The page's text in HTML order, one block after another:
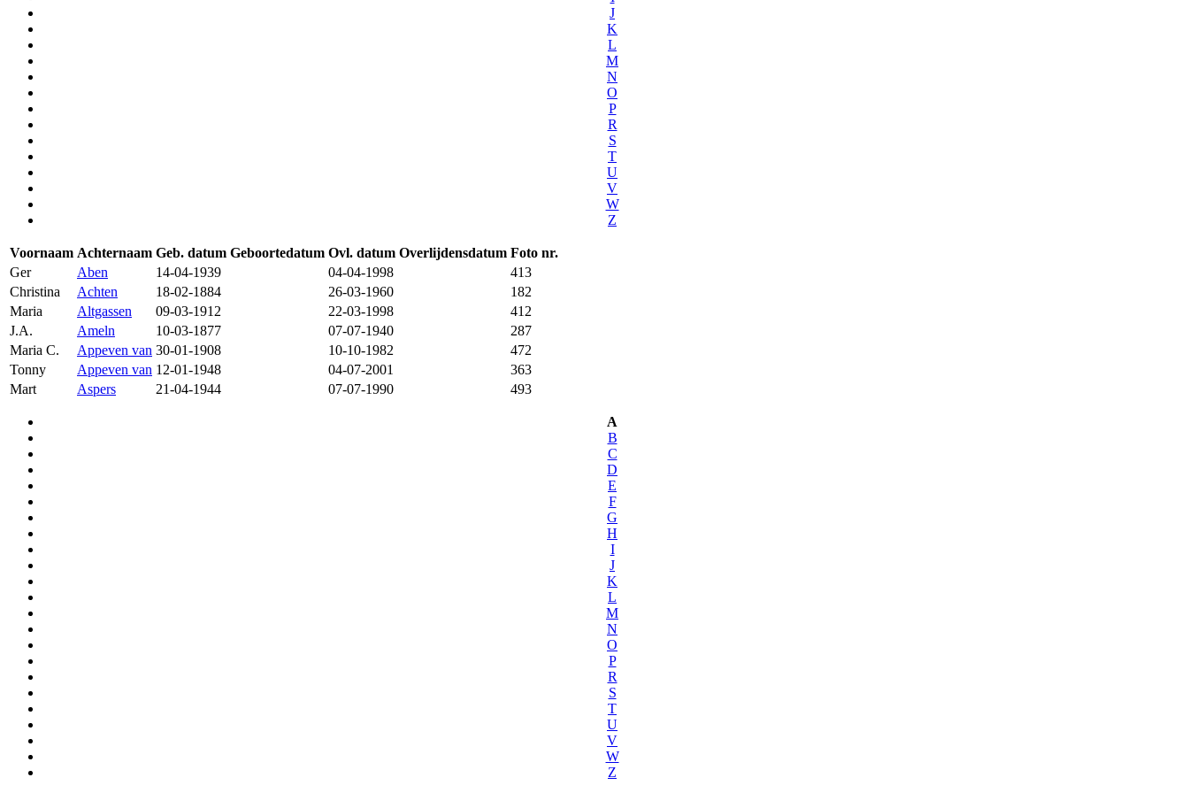
J
K
L
M
N
O
P
R
S
T
U
V
W
Z
Voornaam Achternaam Geb. datum Geboortedatum Ovl. datum Overlijdensdatum Foto nr.
Ger
Aben 14-04-1939 04-04-1998
413
Christina
Achten 18-02-1884 26-03-1960
182
Maria
Altgassen 09-03-1912 22-03-1998
412
J.A.
Ameln 10-03-1877 07-07-1940
287
Maria C.
Appeven van 30-01-1908 10-10-1982
472
Tonny
Appeven van 12-01-1948 04-07-2001
363
Mart
Aspers 21-04-1944 07-07-1990 493
A
B
C
D
E
F
G
H
I
J
K
L
M
N
O
P
R
S
T
U
V
W
Z